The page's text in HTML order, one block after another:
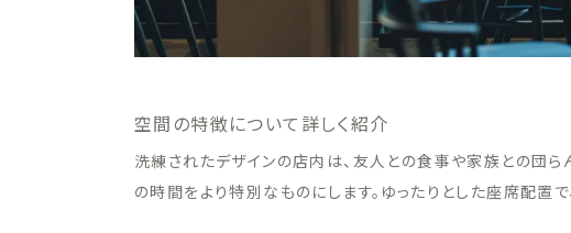
空間の特徴について詳しく紹介
洗練されたデザインの店内は、友人との食事や家族との団
の時間をより特別なものにします。ゆったりとした座席配置